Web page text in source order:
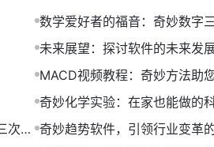
数学爱好者的福音：奇妙数字
未来展望：探讨软件的未来发
MACD视频教程：奇妙方法助
奇妙化学实验：在家也能做的
次是 奇妙趋势软件，引领行业变革